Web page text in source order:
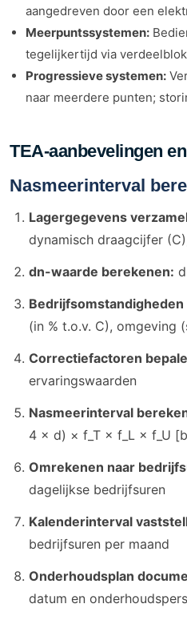
aangedreven door een
Meerpuntssystemen:
tegelijkertijd via
Progressieve systemen:
naar meerdere punten;
TEA-aanbevelingen
Nasmeerinterval
Lagergegevens
dynamisch draagcijfer
dn-waarde berekenen:
(in % t.o.v. C),
Correctiefactoren
ervaringswaarden
Nasmeerinterval
4 × d) × f_T × f_L × f_U
Omrekenen naar
dagelijkse bedrijfsuren
Kalenderinterval
bedrijfsuren per maand
Onderhoudsplan
datum en